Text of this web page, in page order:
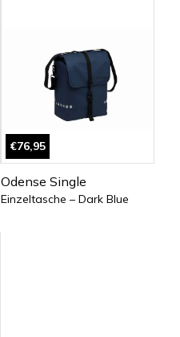
€76,95
Odense Single
Einzeltasche – Dark Blue